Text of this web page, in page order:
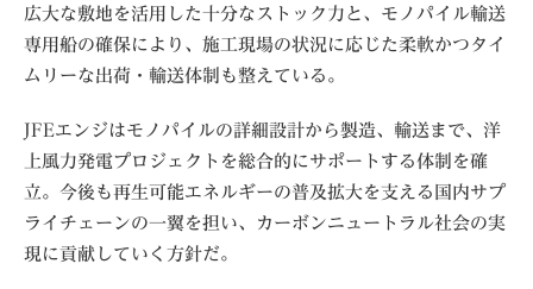
広大な敷地を活用した十分なストック力と、モノパイル輸送
専用船の確保により、施工現場の状況に応じた柔軟かつタイ
ムリーな出荷・輸送体制も整えている。
JFEエンジはモノパイルの詳細設計から製造、輸送まで、洋
上風力発電プロジェクトを総合的にサポートする体制を確
立。今後も再生可能エネルギーの普及拡大を支える国内サプ
ライチェーンの一翼を担い、カーボンニュートラル社会の実
現に貢献していく方針だ。